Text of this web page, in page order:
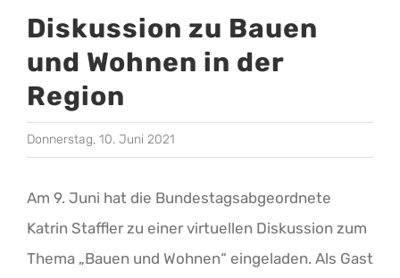
Diskussion zu Bauen
und Wohnen in der
Region
Donnerstag, 10. Juni 2021
Am 9. Juni hat die Bundestagsabgeordnete
Katrin Staffler zu einer virtuellen Diskussion zum
Thema „Bauen und Wohnen“ eingeladen. Als Gast